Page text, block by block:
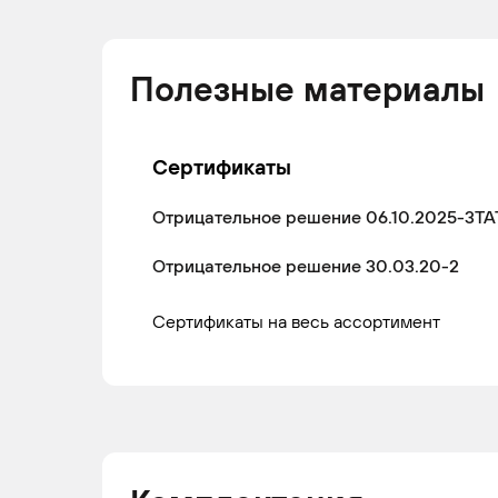
Полезные материалы
Сертификаты
Отрицательное решение 06.10.2025-
Отрицательное решение 30.03.20-2
Сертификаты на весь ассортимент